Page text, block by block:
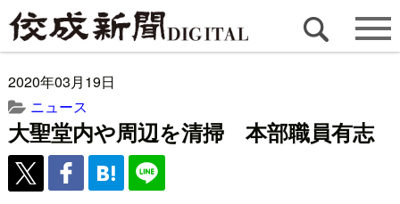
2020年03月19日
ニュース
大聖堂内や周辺を清掃 本部職員有志